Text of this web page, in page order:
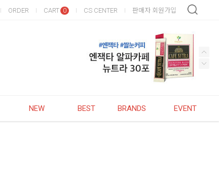
ORDER CART 0 CS CENTER 판매자 회원가입
NEW BEST BRANDS EVENT